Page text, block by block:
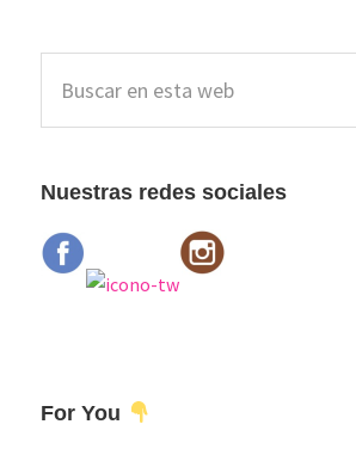
Barra
lateral
esta
Nuestras redes sociales
For You